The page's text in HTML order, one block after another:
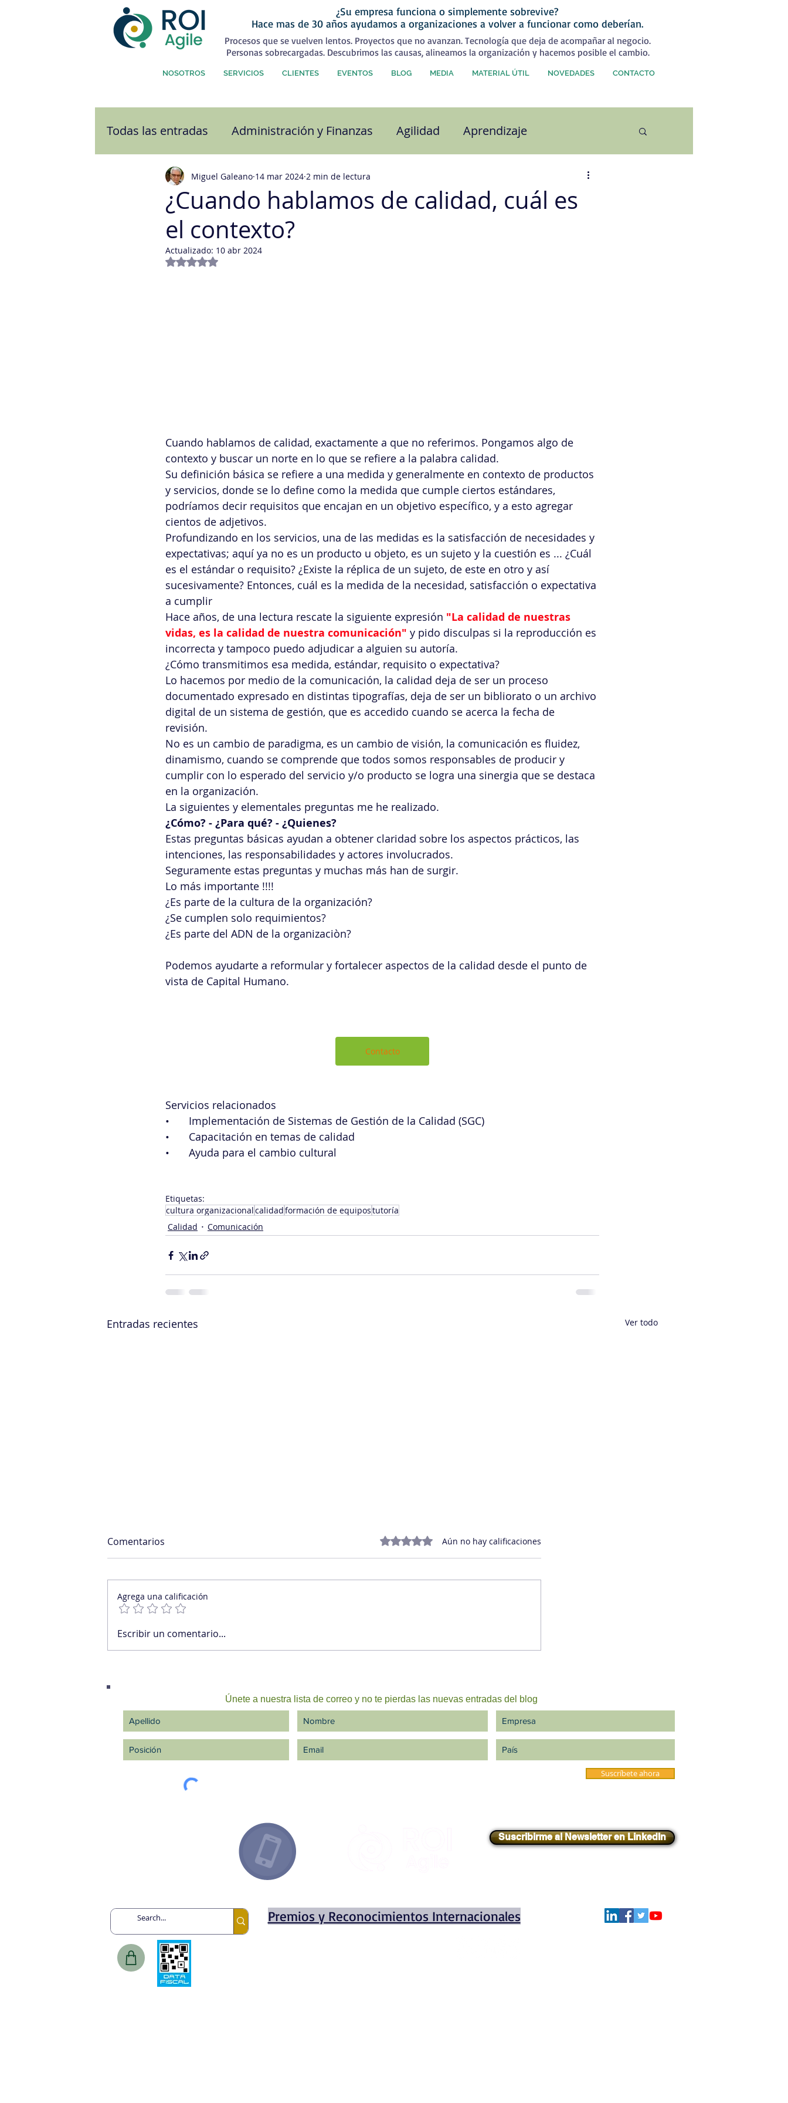
¿Su empresa funciona o simplemente sobrevive?
Hace mas de 30 años ayudamos a organizaciones a volver a funcionar como deberían.
Procesos que se vuelven lentos. Proyectos que no avanzan. Tecnología que deja de acompañar al negocio.
Personas sobrecargadas. Descubrimos las causas, alineamos la organización y hacemos posible el cambio.
NOSOTROS SERVICIOS CLIENTES EVENTOS BLOG MEDIA MATERIAL ÚTIL NOVEDADES CONTACTO
Todas las entradas Administración y Finanzas Agilidad Aprendizaje
Atención al Cliente Calidad Capital Humano
Comunicación Cultura organizacional
Estrategias Tecnología Informática
Transformación Digital Ventas
¿Cuando hablamos de calidad, cuál es
el contexto?
Miguel Galeano 14 mar 2024 2 min de lectura
Actualizado: 10 abr 2024
Obtuvo NaN de 5 estrellas.
Cuando hablamos de calidad, exactamente a que no referimos. Pongamos algo de
contexto y buscar un norte en lo que se refiere a la palabra calidad.
Su definición básica se refiere a una medida y generalmente en contexto de productos
y servicios, donde se lo define como la medida que cumple ciertos estándares,
podríamos decir requisitos que encajan en un objetivo específico, y a esto agregar
cientos de adjetivos.
Profundizando en los servicios, una de las medidas es la satisfacción de necesidades y
expectativas; aquí ya no es un producto u objeto, es un sujeto y la cuestión es ... ¿Cuál
es el estándar o requisito? ¿Existe la réplica de un sujeto, de este en otro y así
sucesivamente? Entonces, cuál es la medida de la necesidad, satisfacción o expectativa
a cumplir
Hace años, de una lectura rescate la siguiente expresión "La calidad de nuestras
vidas, es la calidad de nuestra comunicación" y pido disculpas si la reproducción es
incorrecta y tampoco puedo adjudicar a alguien su autoría.
¿Cómo transmitimos esa medida, estándar, requisito o expectativa?
Lo hacemos por medio de la comunicación, la calidad deja de ser un proceso
documentado expresado en distintas tipografías, deja de ser un bibliorato o un archivo
digital de un sistema de gestión, que es accedido cuando se acerca la fecha de
revisión.
No es un cambio de paradigma, es un cambio de visión, la comunicación es fluidez,
dinamismo, cuando se comprende que todos somos responsables de producir y
cumplir con lo esperado del servicio y/o producto se logra una sinergia que se destaca
en la organización.
La siguientes y elementales preguntas me he realizado.
¿Cómo? - ¿Para qué? - ¿Quienes?
Estas preguntas básicas ayudan a obtener claridad sobre los aspectos prácticos, las
intenciones, las responsabilidades y actores involucrados.
Seguramente estas preguntas y muchas más han de surgir.
Lo más importante !!!!
¿Es parte de la cultura de la organización?
¿Se cumplen solo requimientos?
¿Es parte del ADN de la organizaciòn?
Podemos ayudarte a reformular y fortalecer aspectos de la calidad desde el punto de
vista de Capital Humano.
Contacto
Servicios relacionados
•	Implementación de Sistemas de Gestión de la Calidad (SGC)
•	Capacitación en temas de calidad
•	Ayuda para el cambio cultural
Etiquetas:
cultura organizacionalcalidadformación de equipostutoría
Calidad
Comunicación
Entradas recientes Ver todo
El verdadero enemigo de la
Comentarios Obtuvo 0 de 5 estrellas.
Aún no hay calificaciones
Agrega una calificación
Escribir un comentario...
Únete a nuestra lista de correo y no te pierdas las nuevas entradas del blog
Suscríbete ahora
Suscribirme al Newsletter en LinkedIn
Premios y Reconocimientos Internacionales